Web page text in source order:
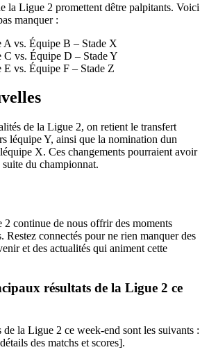
la Ligue 2 promettent dêtre palpitants. Voici
manquer :
A vs. Équipe B – Stade X
C vs. Équipe D – Stade Y
vs. Équipe F – Stade Z
de la Ligue 2, on retient le transfert
léquipe Y, ainsi que la nomination dun
X. Ces changements pourraient avoir
du championnat.
continue de nous offrir des moments
Restez connectés pour ne rien manquer des
et des actualités qui animent cette
résultats de la Ligue 2 ce
la Ligue 2 ce week-end sont les suivants :
des matchs et scores].